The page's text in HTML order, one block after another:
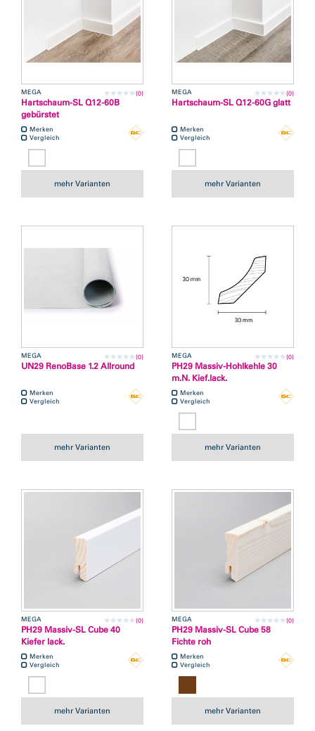
MEGA (0)
Hartschaum-SL Q12-60B
gebürstet
Merken
Vergleich
mehr Varianten
MEGA (0)
Hartschaum-SL Q12-60G glatt
Merken
Vergleich
mehr Varianten
MEGA (0)
UN29 RenoBase 1.2 Allround
Merken
Vergleich
mehr Varianten
MEGA (0)
PH29 Massiv-Hohlkehle 30
m.N. Kief.lack.
Merken
Vergleich
mehr Varianten
MEGA (0)
PH29 Massiv-SL Cube 40
Kiefer lack.
Merken
Vergleich
mehr Varianten
MEGA (0)
PH29 Massiv-SL Cube 58
Fichte roh
Merken
Vergleich
mehr Varianten